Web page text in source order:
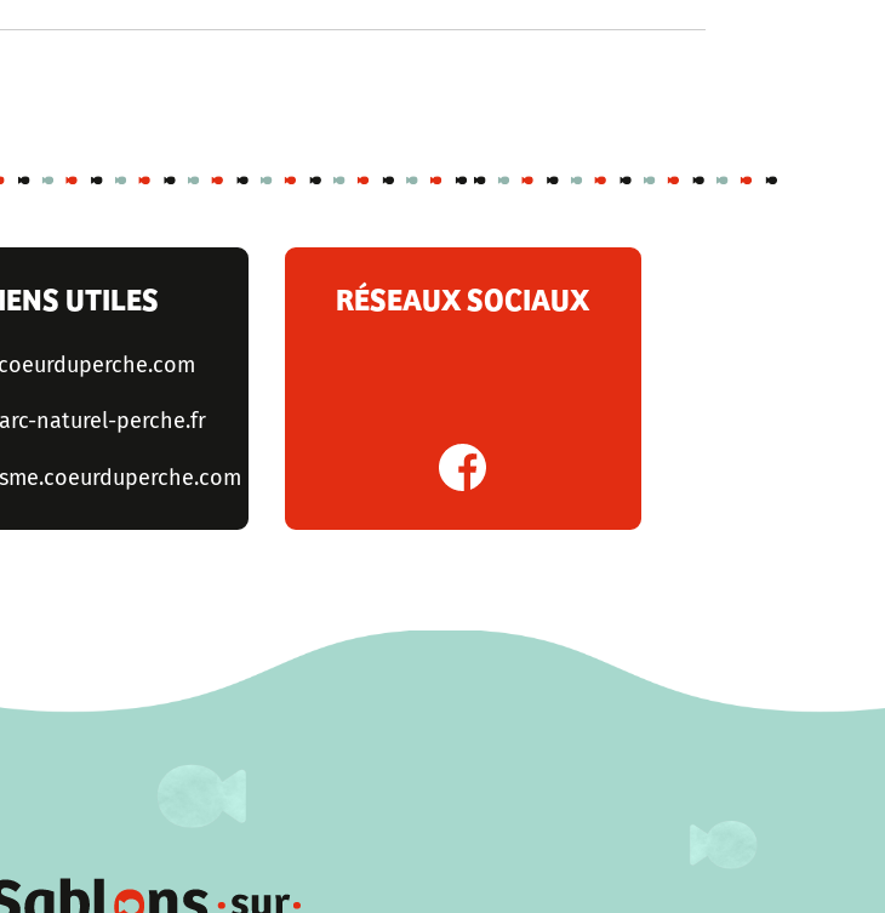
UTILES
naturel-perche.fr
RÉSEAUX SOCIAUX